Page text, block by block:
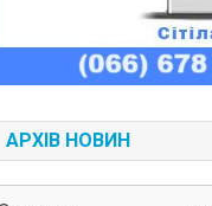
АРХІВ НОВИН